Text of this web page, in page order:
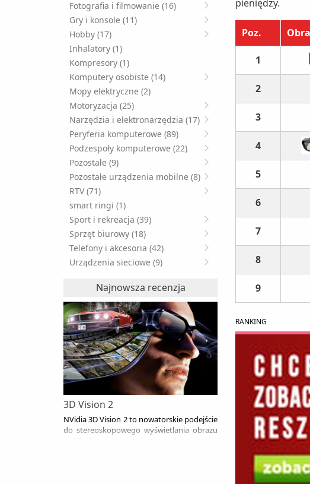
Fotografia i filmowanie (16)
Gry i konsole (11)
Hobby (17)
Inhalatory (1)
Kompresory (1)
Komputery osobiste (14)
Mopy elektryczne (2)
Motoryzacja (25)
Narzędzia i elektronarzędzia (17)
Peryferia komputerowe (89)
Podzespoły komputerowe (22)
Pozostałe (9)
Pozostałe urządzenia mobilne (8)
RTV (71)
smart ringi (1)
Sport i rekreacja (39)
Sprzęt biurowy (18)
Telefony i akcesoria (42)
Urządzenia sieciowe (9)
Najnowsza recenzja
3D Vision 2
NVidia 3D Vision 2 to nowatorskie podejście
do stereoskopowego wyświetlania obrazu
pieniędzy.
Poz.
1
2
3
4
5
6
7
8
9
RANKING